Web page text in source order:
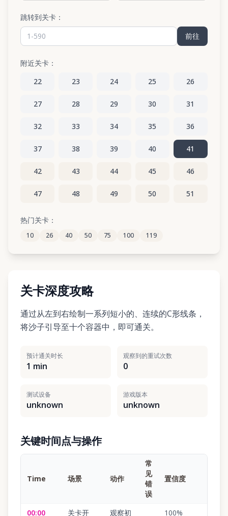
跳转到关卡：
前往
附近关卡：
22
23 24 25 26
27 28 29 30 31
32 33 34 35 36
37 38 39 40 41
42 43 44 45 46
47 48 49 50 51
52
57 58 59 60
热门关卡：
10 26 40 50 75 100 119
关卡深度攻略
通过从左到右绘制一系列短小的、连续的C形线条，
将沙子引导至十个容器中，即可通关。
预计通关时长
1 min
观察到的重试次数
0
测试设备
unknown
游戏版本
unknown
关键时间点与操作
Time 场景 动作
常
见
错
误
置信度
00:00
关卡开
观察初
100%